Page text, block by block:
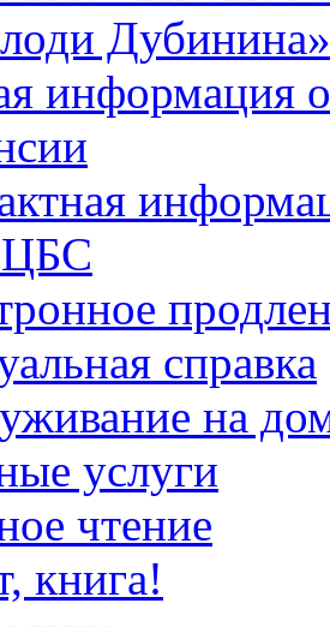
Дубинина»
информация
ЦБС
справка
на
услуги
чтение
книга!